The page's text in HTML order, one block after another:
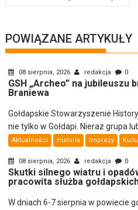
POWIĄZANE ARTYKUŁY
08 sierpnia, 2026 redakcja 0
GSH „Archeo” na jubileuszu
Braniewa
Gołdapskie Stowarzyszenie
nie tylko w Gołdapi. Nieraz grupa
Aktualności Historia Imprezy
08 sierpnia, 2026 redakcja 0
Skutki silnego wiatru i
pracowita służba
W dniach 6-7 sierpnia w powiecie